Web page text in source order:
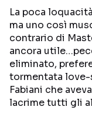
PROGRAMMI TV
PERSONAGGI TV
Streaming
NETFLIX
La poca
ma uno così
contrario di
ancora
eliminato,
tormentata love-
Fabiani che
lacrime tutti gli